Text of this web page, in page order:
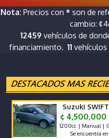
Nota: Precios con * son de
cambio:
12459 vehículos de
financiamiento. 11 vehículos
Suzuki
¢ 4,500,000
1200cc | Manual |
Se encuentra en San